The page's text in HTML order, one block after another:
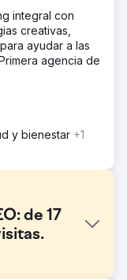
integral con
creativas,
ayudar a las
agencia de
y bienestar +1
de 17